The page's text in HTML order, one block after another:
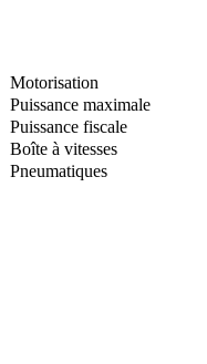
Motorisation
Puissance maximale
Puissance fiscale
Boîte à vitesses
Pneumatiques